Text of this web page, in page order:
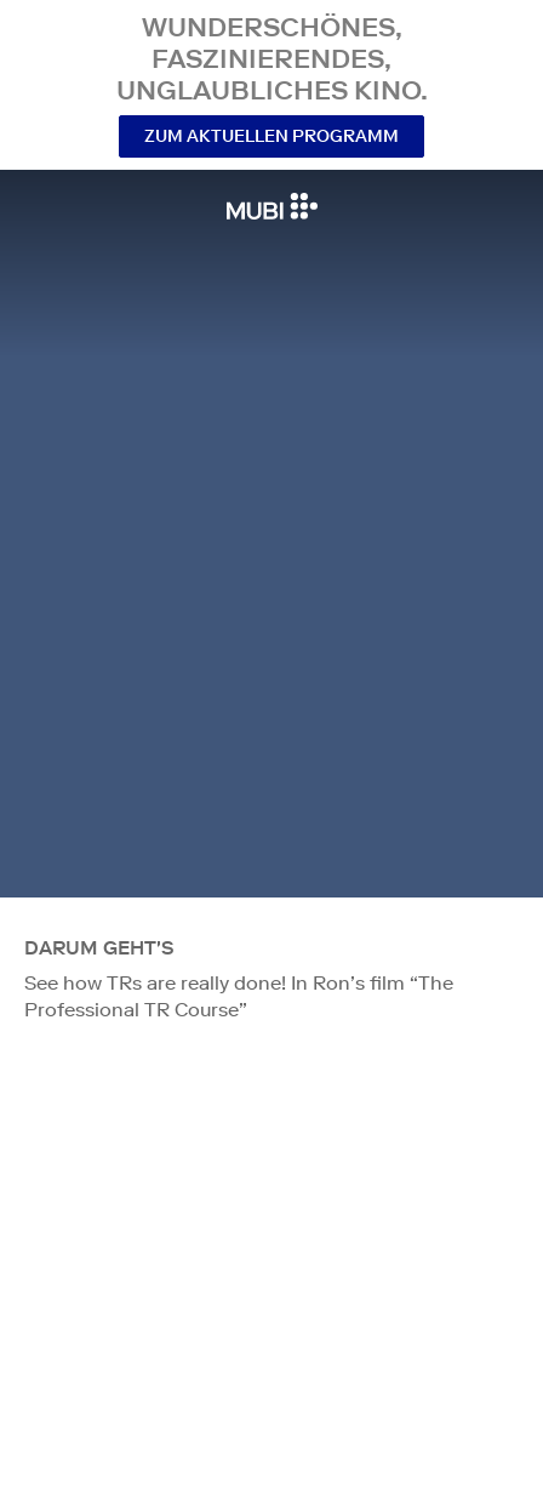
WUNDERSCHÖNES,
FASZINIERENDES,
UNGLAUBLICHES KINO.
ZUM AKTUELLEN PROGRAMM
DARUM GEHT'S
See how TRs are really done! In Ron’s film “The
Professional TR Course”